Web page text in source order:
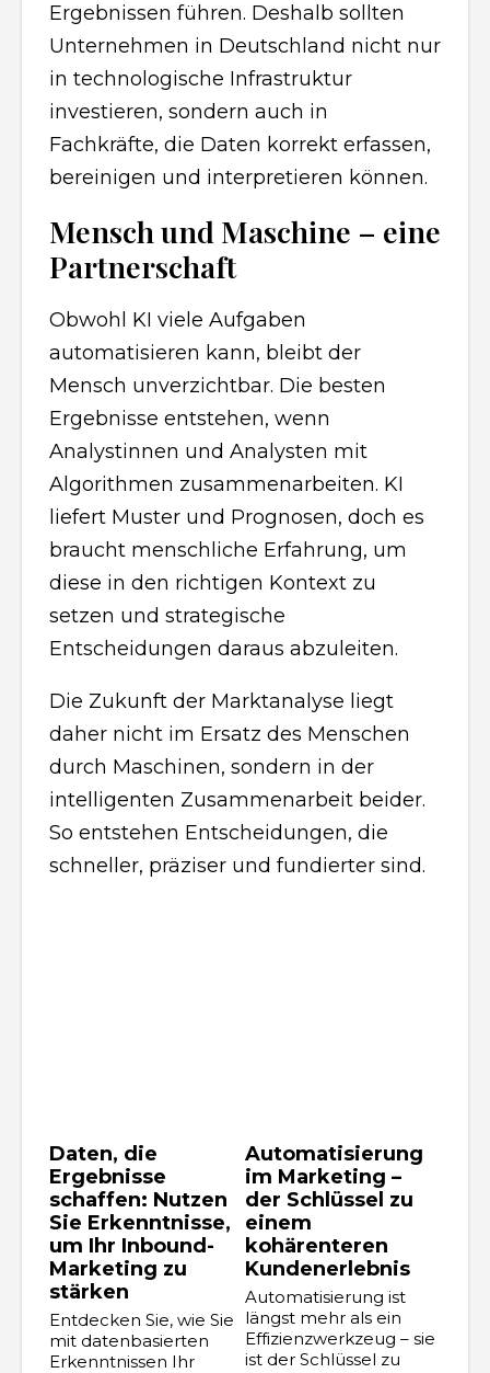
Ergebnissen führen. Deshalb sollten
Unternehmen in Deutschland nicht nur
in technologische Infrastruktur
investieren, sondern auch in
Fachkräfte, die Daten korrekt erfassen,
bereinigen und interpretieren können.
Mensch und Maschine – eine
Partnerschaft
Obwohl KI viele Aufgaben
automatisieren kann, bleibt der
Mensch unverzichtbar. Die besten
Ergebnisse entstehen, wenn
Analystinnen und Analysten mit
Algorithmen zusammenarbeiten. KI
liefert Muster und Prognosen, doch es
braucht menschliche Erfahrung, um
diese in den richtigen Kontext zu
setzen und strategische
Entscheidungen daraus abzuleiten.
Die Zukunft der Marktanalyse liegt
daher nicht im Ersatz des Menschen
durch Maschinen, sondern in der
intelligenten Zusammenarbeit beider.
So entstehen Entscheidungen, die
schneller, präziser und fundierter sind.
Daten, die
Ergebnisse
schaffen: Nutzen
Sie Erkenntnisse,
um Ihr Inbound-
Marketing zu
stärken
Entdecken Sie, wie Sie
mit datenbasierten
Erkenntnissen Ihr
Automatisierung
im Marketing –
der Schlüssel zu
einem
kohärenteren
Kundenerlebnis
Automatisierung ist
längst mehr als ein
Effizienzwerkzeug – sie
ist der Schlüssel zu